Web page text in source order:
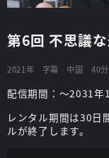
第6回 不思議
2021年 字幕 中国 40分
配信期間：～2031年
レンタル期間は30日
ルが終了します。